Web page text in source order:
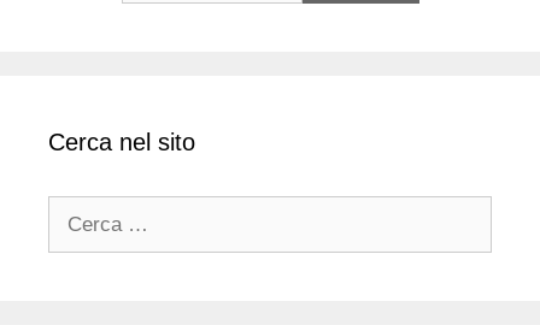
Cerca nel sito